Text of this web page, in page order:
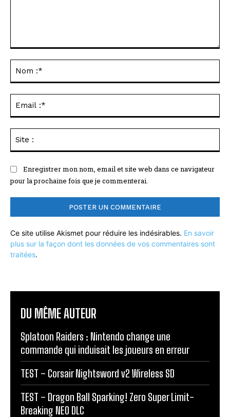
Enregistrer mon nom, email et site web dans ce navigateur
pour la prochaine fois que je commenterai.
Ce site utilise Akismet pour réduire les indésirables. En savoir
plus sur la façon dont les données de vos commentaires sont
traitées.
DU MÊME AUTEUR
Splatoon Raiders : Nintendo change une
commande qui induisait les joueurs en erreur
TEST – Corsair Nightsword v2 Wireless SD
TEST – Dragon Ball Sparking! Zero Super Limit-
Breaking NEO DLC